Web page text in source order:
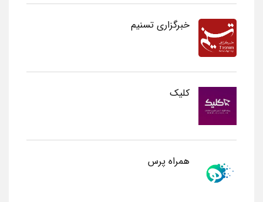
خبرگزاری تسنیم
کلیک
همراه پرس